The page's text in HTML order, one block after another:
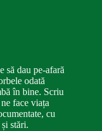
să dau pe-afară
odată
în bine. Scriu
face viața
cu
stări.